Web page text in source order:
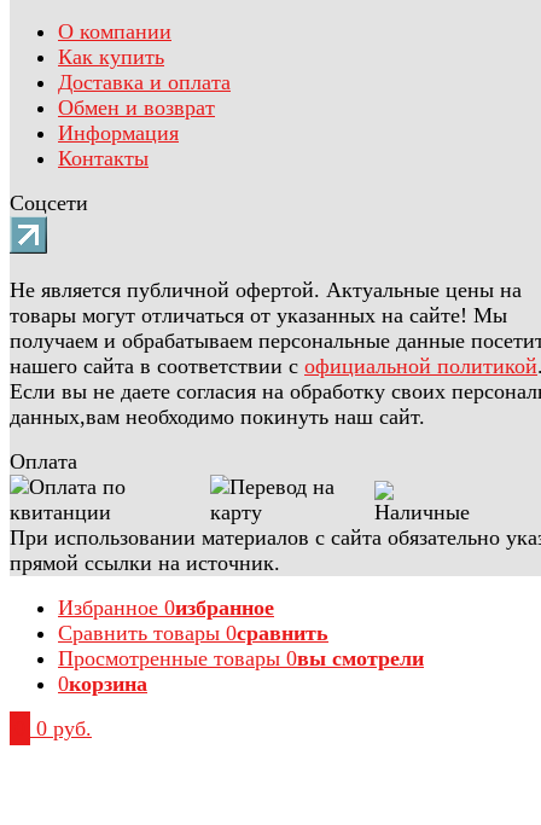
О компании
Как купить
Доставка и оплата
Обмен и возврат
Информация
Контакты
Соцсети
Не является публичной офертой. Актуальные цены на
товары могут отличаться от указанных на сайте! Мы
получаем и обрабатываем персональные данные
нашего сайта в соответствии с официальной политикой
Если вы не даете согласия на обработку своих
данных,вам необходимо покинуть наш сайт.
Оплата
При использовании материалов с сайта обязательно
прямой ссылки на источник.
Избранное 0избранное
Сравнить товары 0сравнить
Просмотренные товары 0вы смотрели
0корзина
0 руб.